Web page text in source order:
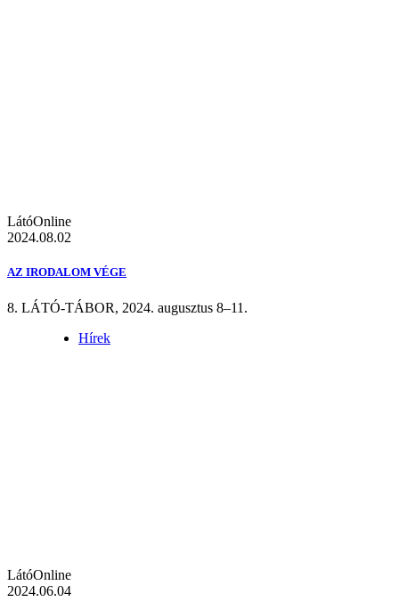
LátóOnline
2024.08.02
AZ IRODALOM VÉGE
8. LÁTÓ-TÁBOR, 2024. augusztus 8–11.
Hírek
LátóOnline
2024.06.04